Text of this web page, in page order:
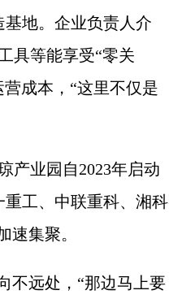
地。企业负责人介
具等能享受“零关
成本，“这里不仅是
业园自2023年启动
重工、中联重科、湘科
速集聚。
远处，“那边马上要